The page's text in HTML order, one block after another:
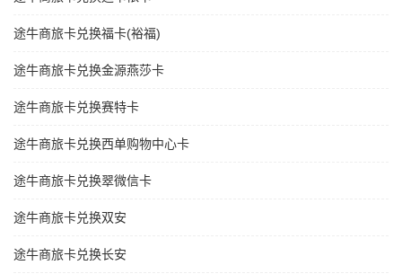
途牛商旅卡兑换福卡(裕福)
途牛商旅卡兑换金源燕莎卡
途牛商旅卡兑换赛特卡
途牛商旅卡兑换西单购物中心卡
途牛商旅卡兑换翠微信卡
途牛商旅卡兑换双安
途牛商旅卡兑换长安